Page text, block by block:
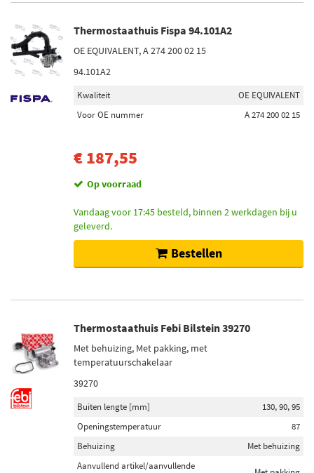
Thermostaathuis Fispa 94.101A2
OE EQUIVALENT, A 274 200 02 15
94.101A2
Kwaliteit
OE EQUIVALENT
Voor OE nummer
A 274 200 02 15
€ 187,55
Op voorraad
Vandaag voor 17:45 besteld, binnen 2 werkdagen bij u
geleverd.
Bestellen
Thermostaathuis Febi Bilstein 39270
Met behuizing, Met pakking, met
temperatuurschakelaar
39270
Buiten lengte [mm]
130, 90, 95
Openingstemperatuur
87
Behuizing
Met behuizing
Aanvullend artikel/aanvullende